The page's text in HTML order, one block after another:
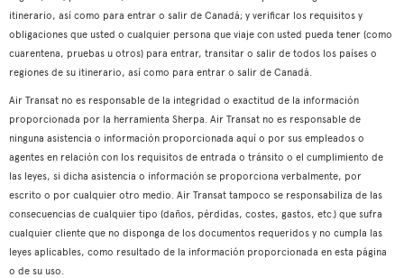
itinerario, así como para entrar o salir de Canadá; y verificar los requisitos y
obligaciones que usted o cualquier persona que viaje con usted pueda tener (como
cuarentena, pruebas u otros) para entrar, transitar o salir de todos los países o
regiones de su itinerario, así como para entrar o salir de Canadá.
Air Transat no es responsable de la integridad o exactitud de la información
proporcionada por la herramienta Sherpa. Air Transat no es responsable de
ninguna asistencia o información proporcionada aquí o por sus empleados o
agentes en relación con los requisitos de entrada o tránsito o el cumplimiento de
las leyes, si dicha asistencia o información se proporciona verbalmente, por
escrito o por cualquier otro medio. Air Transat tampoco se responsabiliza de las
consecuencias de cualquier tipo (daños, pérdidas, costes, gastos, etc.) que sufra
cualquier cliente que no disponga de los documentos requeridos y no cumpla las
leyes aplicables, como resultado de la información proporcionada en esta página
o de su uso.